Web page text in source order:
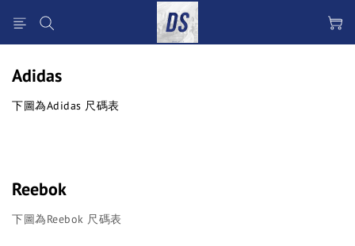
Adidas
下圖為Adidas 尺碼表
Reebok
下圖為Reebok 尺碼表